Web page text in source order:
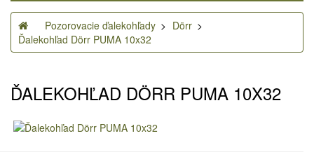
Pozorovacie ďalekohľady
Dörr
Ďalekohľad Dörr PUMA 10x32
ĎALEKOHĽAD DÖRR PUMA 10X32